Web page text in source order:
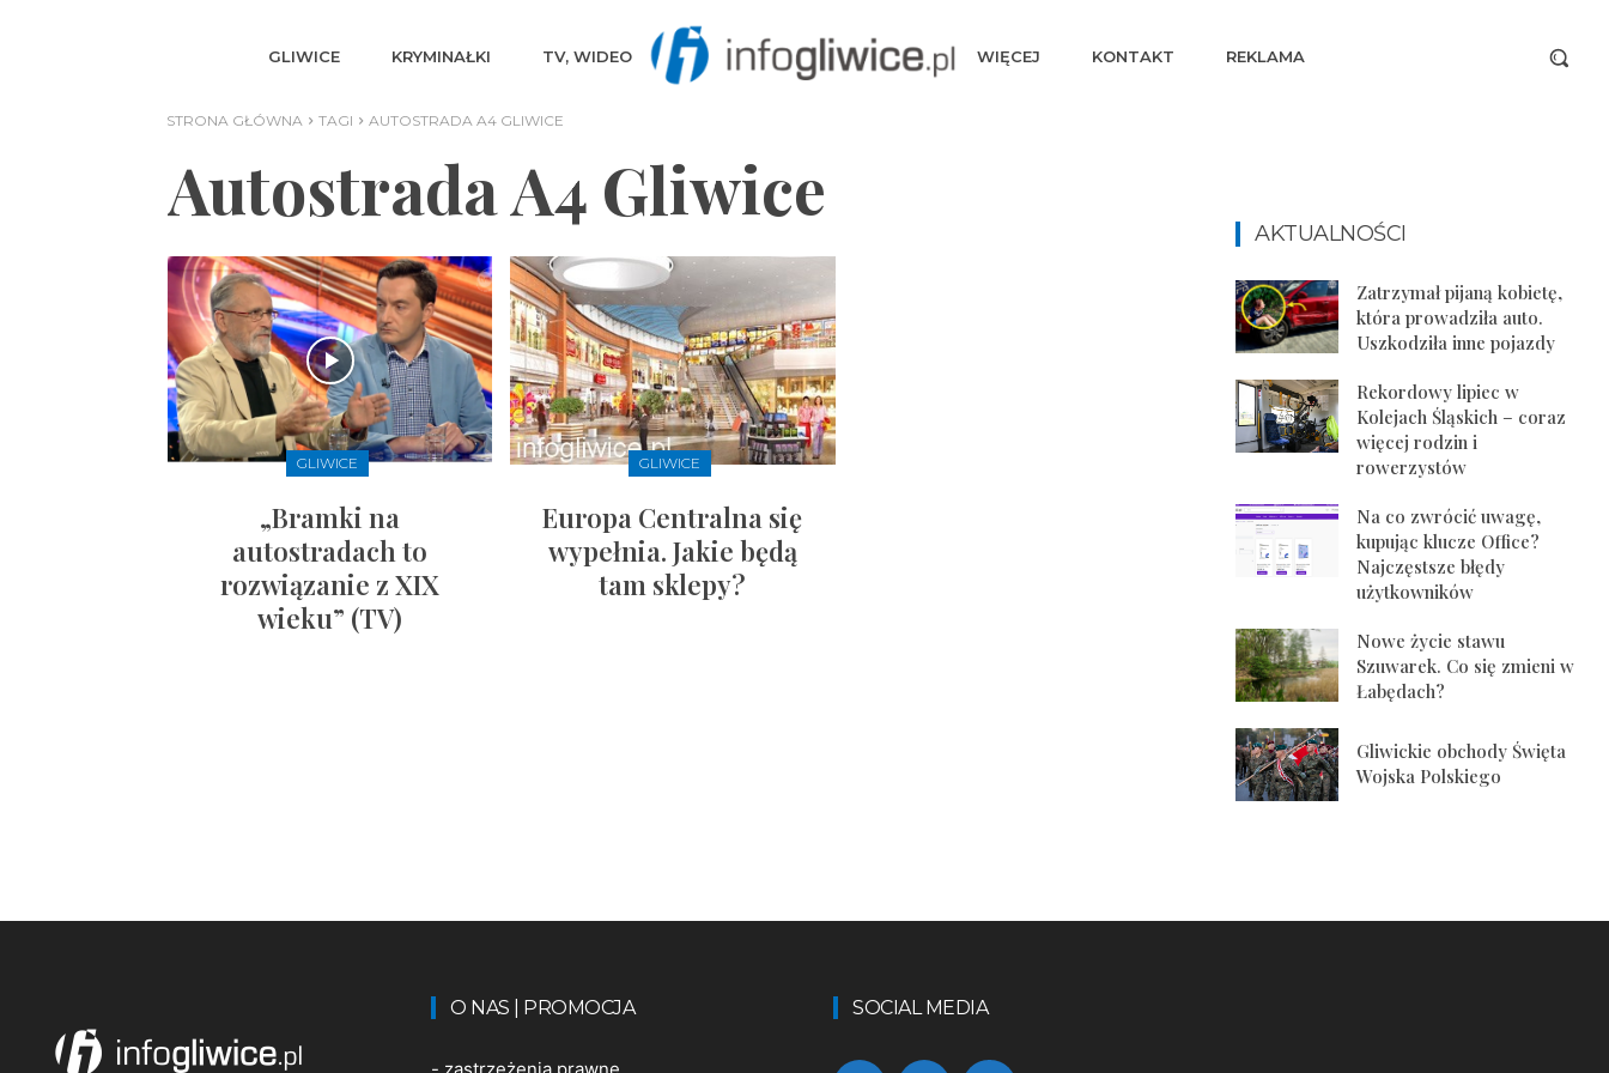
GLIWICE KRYMINAŁKI TV, WIDEO WIĘCEJ KONTAKT REKLAMA
STRONA GŁÓWNA TAGI AUTOSTRADA A4 GLIWICE
Autostrada A4 Gliwice
GLIWICE
„Bramki na
autostradach to
rozwiązanie z XIX
wieku” (TV)
GLIWICE
Europa Centralna się
wypełnia. Jakie będą
tam sklepy?
AKTUALNOŚCI
Zatrzymał pijaną kobietę,
która prowadziła auto.
Uszkodziła inne pojazdy
Rekordowy lipiec w
Kolejach Śląskich – coraz
więcej rodzin i
rowerzystów
Na co zwrócić uwagę,
kupując klucze Office?
Najczęstsze błędy
użytkowników
Nowe życie stawu
Szuwarek. Co się zmieni w
Łabędach?
Gliwickie obchody Święta
Wojska Polskiego
O NAS | PROMOCJA
- zastrzeżenia prawne
SOCIAL MEDIA